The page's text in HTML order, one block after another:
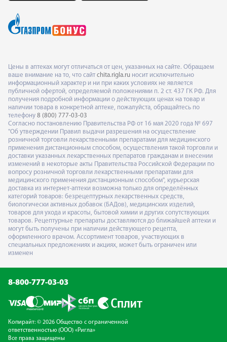
Цены в аптеках могут отличаться от цен, указанных на сайте. Обращаем
ваше внимание на то, что сайт chita.rigla.ru носит исключительно
информационный характер и ни при каких условиях не является
публичной офертой, определяемой положениями п. 2 ст. 437 ГК РФ. Для
получения подробной информации о действующих ценах на товар и
наличии товара в конкретной аптеке, пожалуйста, обращайтесь по
телефону 8 (800) 777-03-03
Согласно постановлению Правительства РФ от 16 мая 2020 года № 697
"Об утверждении Правил выдачи разрешения на осуществление
розничной торговли лекарственными препаратами для медицинского
применения дистанционным способом, осуществления такой торговли и
доставки указанных лекарственных препаратов гражданам и внесении
изменений в некоторые акты Правительства Российской Федерации по
вопросу розничной торговли лекарственными препаратами для
медицинского применения дистанционным способом", курьерская
доставка из интернет-аптеки возможна только для определённых
категорий товаров: безрецептурных лекарственных средств,
биологически активных добавок (БАДов), медицинских изделий,
товаров для ухода и красоты, бытовой химии и других сопутствующих
товаров. Рецептурные препараты доставляются до ближайшей аптеки и
могут быть получены при наличии действующего рецепта,
оформленного врачом. Ассортимент товаров, участвующих в
специальных предложениях и акциях, может быть ограничен или
изменен
8-800-777-03-03
Копирайт: © 2026 Общество с ограниченной
ответственностью (ООО) «Ригла»
Все права защищены